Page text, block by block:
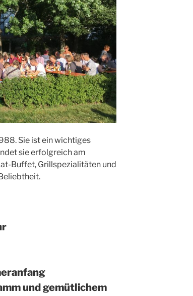
Sie ist ein wichtiges
sie erfolgreich am
Buffet, Grillspezialitäten und
und gemütlichem